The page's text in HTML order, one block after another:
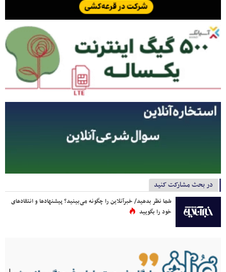
در بحث مشارکت کنید
شما نظر بدهید/ خبرآنلاین را چگونه می‌بینید؟ پیشنهادها و انتقادهای
خود را بگویید